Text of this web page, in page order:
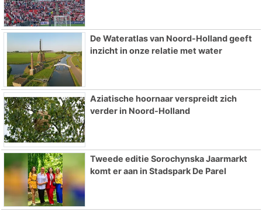
De Wateratlas van Noord-Holland geeft
inzicht in onze relatie met water
Aziatische hoornaar verspreidt zich
verder in Noord-Holland
Tweede editie Sorochynska Jaarmarkt
komt er aan in Stadspark De Parel